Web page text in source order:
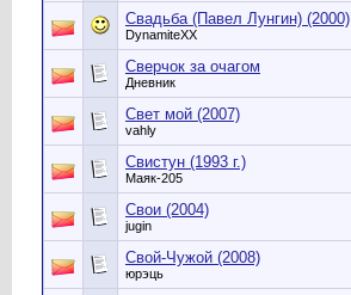
Свадьба (Павел Лунгин) (2000)
DynamiteXX
Сверчок за очагом
Дневник
Свет мой (2007)
vahly
Свистун (1993 г.)
Маяк-205
Свои (2004)
jugin
Свой-Чужой (2008)
юрэць